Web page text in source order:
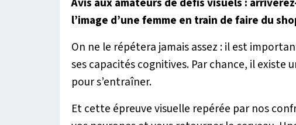
l’image d’une femme en train de faire du
On ne le répétera jamais assez : il est
ses capacités cognitives. Par chance, il existe
pour s’entraîner.
Et cette épreuve visuelle repérée par nos